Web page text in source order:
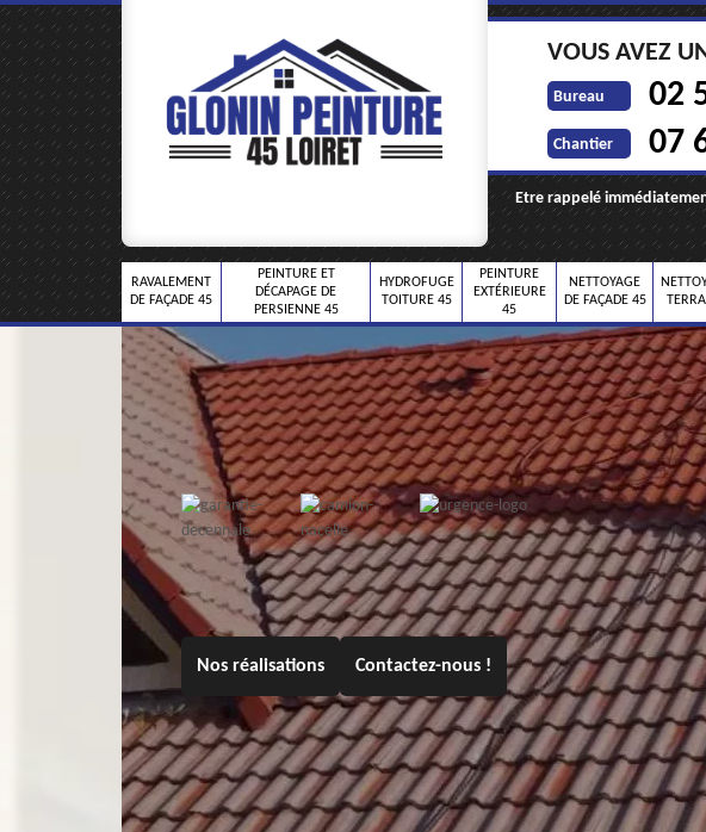
VOUS AVEZ
Bureau 02
Chantier 07
Etre rappelé
RAVALEMENT
DE FAÇADE 45
PEINTURE ET
DÉCAPAGE DE
PERSIENNE 45
HYDROFUGE
TOITURE 45
PEINTURE
EXTÉRIEURE
45
NETTOYAGE
DE FAÇADE 45
Nos réalisations Contactez-nous !